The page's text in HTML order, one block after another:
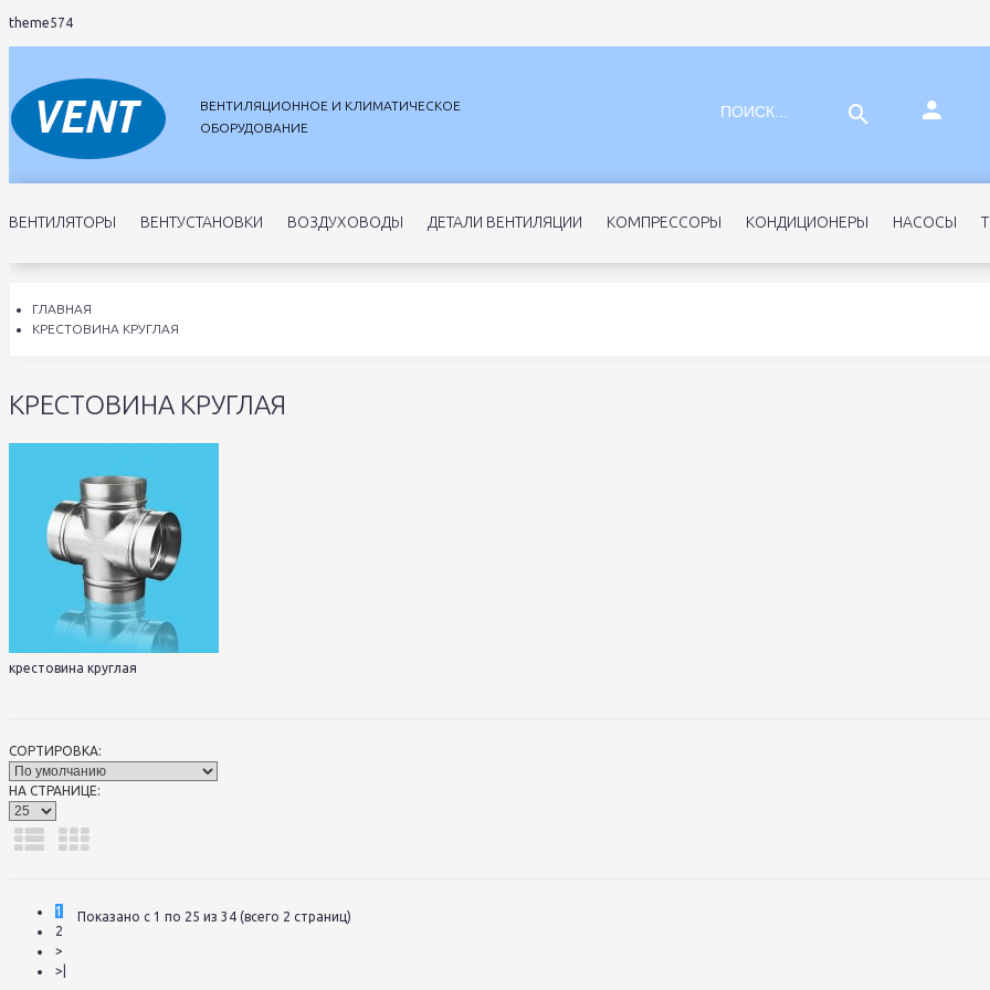
theme574
ВЕНТИЛЯЦИОННОЕ И КЛИМАТИЧЕСКОЕ
ОБОРУДОВАНИЕ
ВЕНТИЛЯТОРЫ ВЕНТУСТАНОВКИ ВОЗДУХОВОДЫ ДЕТАЛИ ВЕНТИЛЯЦИИ КОМПРЕССОРЫ КОНДИЦИОНЕРЫ НАСОСЫ
ГЛАВНАЯ
КРЕСТОВИНА КРУГЛАЯ
КРЕСТОВИНА КРУГЛАЯ
крестовина круглая
СОРТИРОВКА:
НА СТРАНИЦЕ:
1
2
>
>|
Показано с 1 по 25 из 34 (всего 2 страниц)